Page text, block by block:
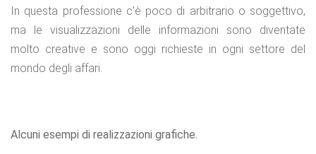
In questa professione c'è poco di arbitrario o soggettivo,
ma le visualizzazioni delle informazioni sono diventate
molto creative e sono oggi richieste in ogni settore del
mondo degli affari.
Alcuni esempi di realizzazioni grafiche.